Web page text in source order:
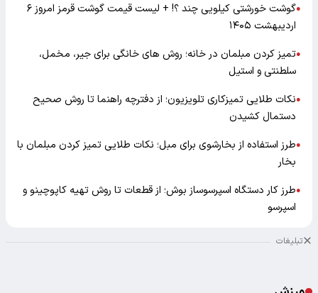
●
گوشت خورشتی کیلویی چند ؟! + لیست قیمت گوشت قرمز امروز ۶
اردیبهشت ۱۴۰۵
●تمیز کردن مبلمان در خانه؛ روش های خانگی برای جیر، مخمل،
سلطنتی و استیل
●نکات طلایی تمیزکاری تلویزیون؛ از دفترچه راهنما تا روش صحیح
دستمال کشیدن
●طرز استفاده از بخارشوی برای مبل؛ نکات طلایی تمیز کردن مبلمان با
بخار
●طرز کار دستگاه اسپرسوساز بوش؛ از قطعات تا روش تهیه کاپوچینو و
اسپرسو
تبلیغات